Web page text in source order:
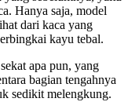
Hanya saja, model
dari kaca yang
kayu tebal.
apa pun, yang
bagian tengahnya
sedikit melengkung.